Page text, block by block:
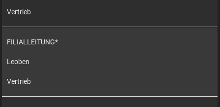
Vertrieb
FILIALLEITUNG*
Leoben
Vertrieb